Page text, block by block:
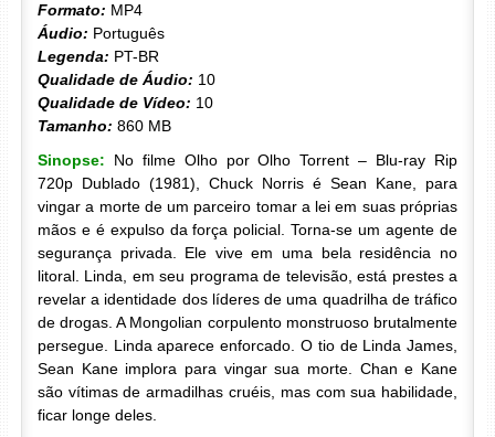
Formato: MP4
Áudio: Português
Legenda: PT-BR
Qualidade de Áudio: 10
Qualidade de Vídeo: 10
Tamanho: 860 MB
Sinopse: No filme Olho por Olho Torrent – Blu-ray Rip
720p Dublado (1981), Chuck Norris é Sean Kane, para
vingar a morte de um parceiro tomar a lei em suas próprias
mãos e é expulso da força policial. Torna-se um agente de
segurança privada. Ele vive em uma bela residência no
litoral. Linda, em seu programa de televisão, está prestes a
revelar a identidade dos líderes de uma quadrilha de tráfico
de drogas. A Mongolian corpulento monstruoso brutalmente
persegue. Linda aparece enforcado. O tio de Linda James,
Sean Kane implora para vingar sua morte. Chan e Kane
são vítimas de armadilhas cruéis, mas com sua habilidade,
ficar longe deles.